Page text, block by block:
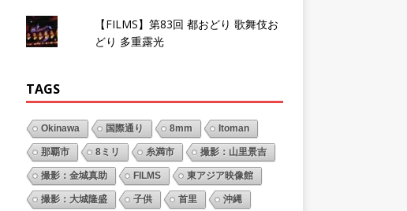
【FILMS】第83回 都おどり 歌舞伎お
どり 多重露光
TAGS
Okinawa 国際通り 8mm Itoman
那覇市 8ミリ 糸満市 撮影：山里景吉
撮影：金城真助 FILMS 東アジア映像館
撮影：大城隆盛 子供 首里 沖縄